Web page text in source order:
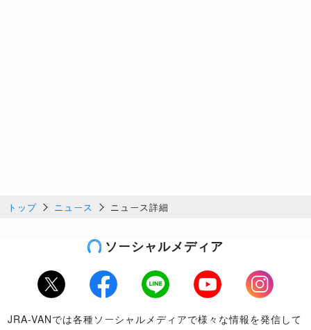
トップ ニュース ニュース詳細
ソーシャルメディア
Twitter Facebook LINE Youtube
Instagram
JRA-VANでは各種ソーシャルメディアで様々な情報を発信して